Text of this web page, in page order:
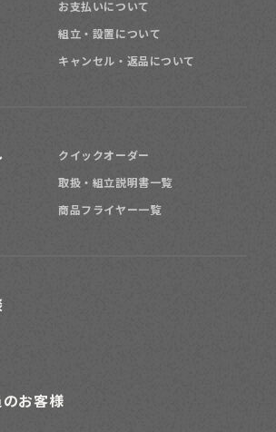
お支払いについて
組立・設置について
キャンセル・返品について
クイックオーダー
取扱・組立説明書一覧
商品フライヤー一覧
お客様